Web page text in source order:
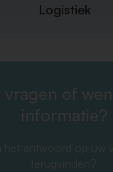
Logistiek
vragen of
informatie?
het antwoord op uw
terugvinden?